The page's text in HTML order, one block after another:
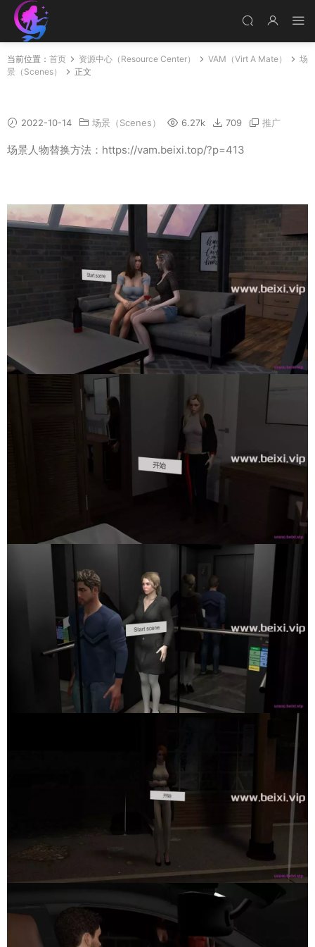
当前位置： 首页 资源中心（Resource Center） VAM（Virt A Mate）
场
景（Scenes）
正文
2022-10-14 场景（Scenes） 6.27k 709 推广
场景人物替换方法：https://vam.beixi.top/?p=413